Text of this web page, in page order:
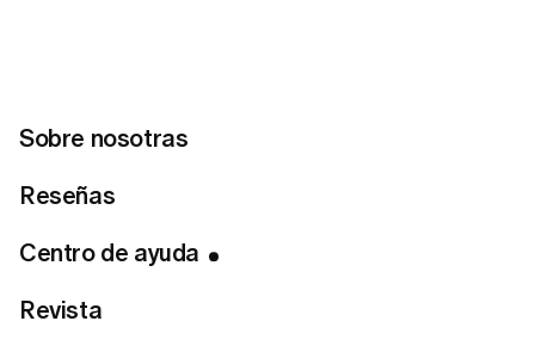
Sobre nosotras
Reseñas
Centro de ayuda
Revista
inmediato?